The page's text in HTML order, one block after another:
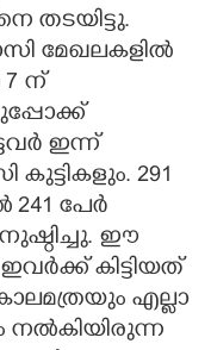
തടയിട്ടു.
മേഖലകളിൽ
7 ന്
ഇന്ന്
291
പേർ
ഈ
കിട്ടിയത്
എല്ലാ